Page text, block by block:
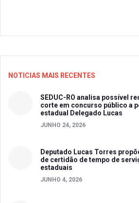
NOTICIAS MAIS RECENTES
SEDUC-RO analisa possível
corte em concurso público a
estadual Delegado Lucas
JUNHO 24, 2026
Deputado Lucas Torres
de certidão de tempo de
estaduais
JUNHO 4, 2026